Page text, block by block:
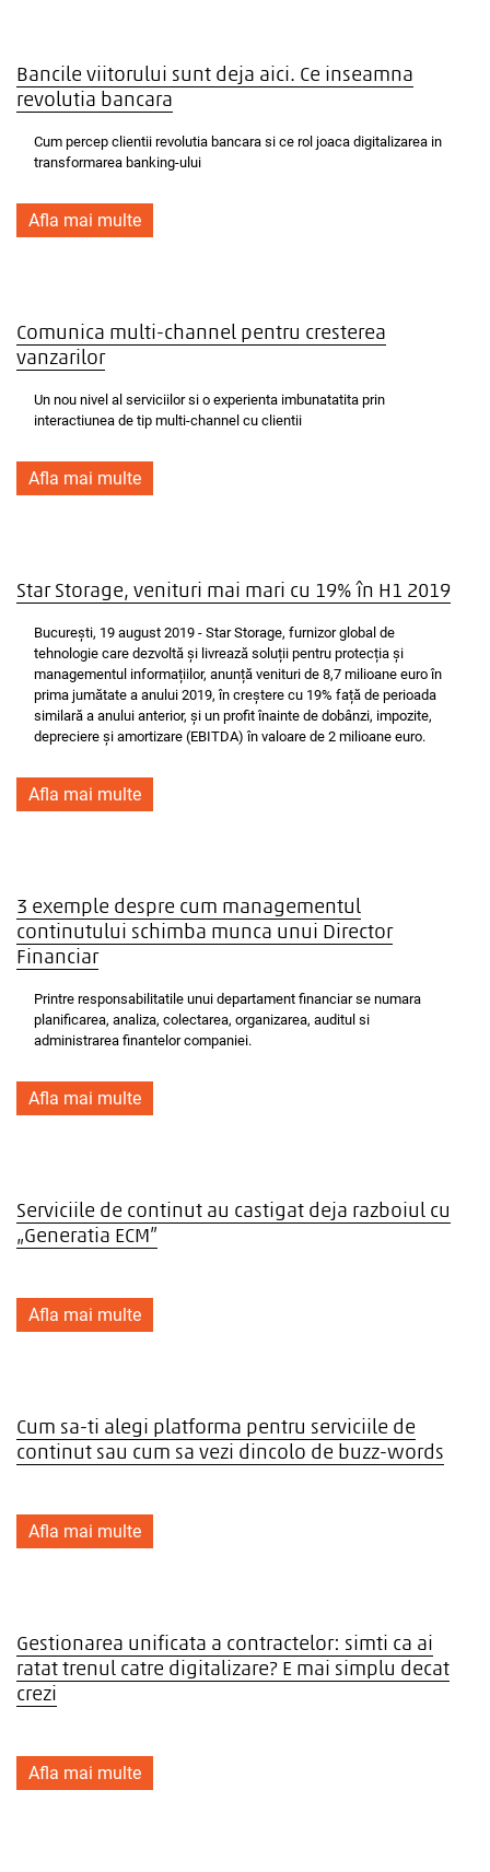
Bancile viitorului sunt deja aici. Ce inseamna
revolutia bancara
Cum percep clientii revolutia bancara si ce rol joaca digitalizarea in
transformarea banking-ului
Afla mai multe
Comunica multi-channel pentru cresterea
vanzarilor
Un nou nivel al serviciilor si o experienta imbunatatita prin
interactiunea de tip multi-channel cu clientii
Afla mai multe
Star Storage, venituri mai mari cu 19% în H1 2019
București, 19 august 2019 - Star Storage, furnizor global de
tehnologie care dezvoltă și livrează soluții pentru protecția și
managementul informațiilor, anunță venituri de 8,7 milioane euro în
prima jumătate a anului 2019, în creștere cu 19% față de perioada
similară a anului anterior, și un profit înainte de dobânzi, impozite,
depreciere și amortizare (EBITDA) în valoare de 2 milioane euro.
Afla mai multe
3 exemple despre cum managementul
continutului schimba munca unui Director
Financiar
Printre responsabilitatile unui departament financiar se numara
planificarea, analiza, colectarea, organizarea, auditul si
administrarea finantelor companiei.
Afla mai multe
Serviciile de continut au castigat deja razboiul cu
„Generatia ECM”
Afla mai multe
Cum sa-ti alegi platforma pentru serviciile de
continut sau cum sa vezi dincolo de buzz-words
Afla mai multe
Gestionarea unificata a contractelor: simti ca ai
ratat trenul catre digitalizare? E mai simplu decat
crezi
Afla mai multe